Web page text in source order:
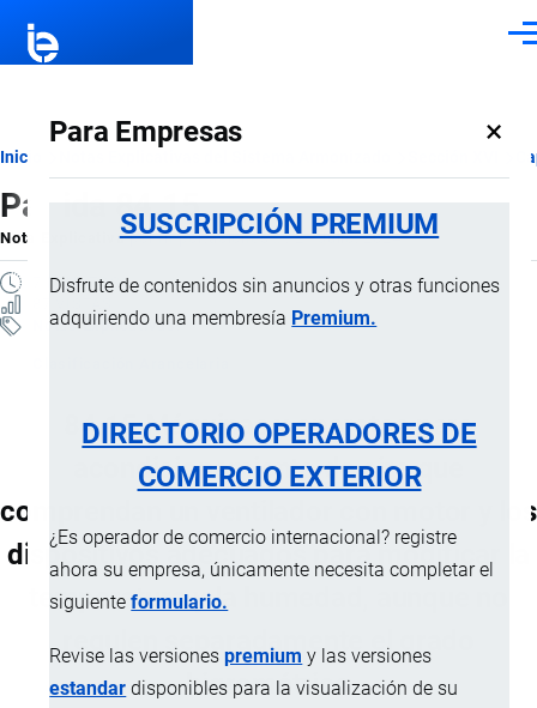
Para Empresas ×
SUSCRIPCIÓN PREMIUM
Disfrute de contenidos sin anuncios y otras funciones
adquiriendo una membresía Premium.
DIRECTORIO OPERADORES DE
COMERCIO EXTERIOR
¿Es operador de comercio internacional? registre
ahora su empresa, únicamente necesita completar el
siguienteformulario.
Revise las versionespremium y las versiones
estandar disponibles para la visualización de su
Ruta
de
navegación
Inicio
Partida 84.15
Nota ExplicativaporImportaciones …, 21 Julio, 2024
7 MINUTOS
Notas Explicativas
84.15 Máquinas y aparatos para
acondicionamiento de aire que
comprendan un ventilador con motor y los
dispositivos adecuados para modificar la
temperatura y la humedad, aunque no
regulen separadamente el grado
higrométrico